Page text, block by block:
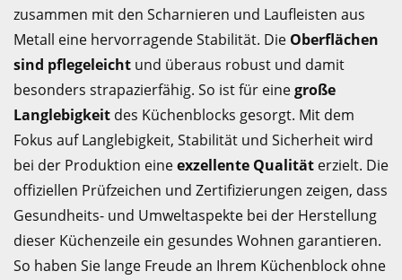
zusammen mit den Scharnieren und Laufleisten aus
Metall eine hervorragende Stabilität. Die Oberflächen
sind pflegeleicht und überaus robust und damit
besonders strapazierfähig. So ist für einegroße
Langlebigkeit des Küchenblocks gesorgt. Mit dem
Fokus auf Langlebigkeit, Stabilität und Sicherheit wird
bei der Produktion eineexzellente Qualität erzielt. Die
offiziellen Prüfzeichen und Zertifizierungen zeigen, dass
Gesundheits- und Umweltaspekte bei der Herstellung
dieser Küchenzeile ein gesundes Wohnen garantieren.
So haben Sie lange Freude an Ihrem Küchenblock ohne